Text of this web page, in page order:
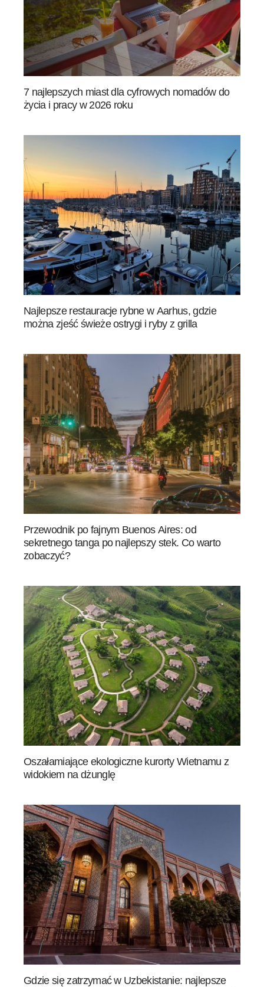
7 najlepszych miast dla cyfrowych nomadów do
życia i pracy w 2026 roku
Najlepsze restauracje rybne w Aarhus, gdzie
można zjeść świeże ostrygi i ryby z grilla
Przewodnik po fajnym Buenos Aires: od
sekretnego tanga po najlepszy stek. Co warto
zobaczyć?
Oszałamiające ekologiczne kurorty Wietnamu z
widokiem na dżunglę
Gdzie się zatrzymać w Uzbekistanie: najlepsze